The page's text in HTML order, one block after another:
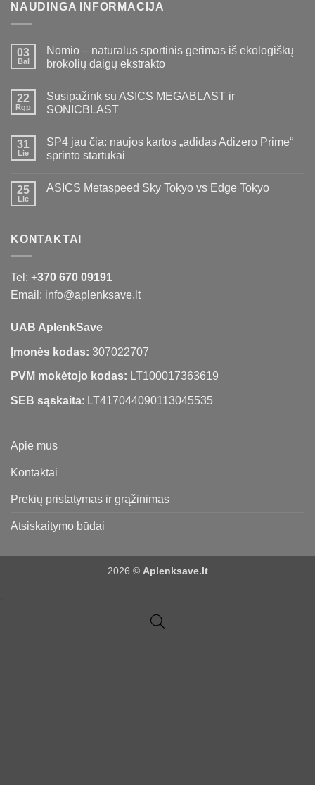
NAUDINGA INFORMACIJA
03
Bal
Nomio – natūralus sportinis gėrimas iš ekologiškų
brokolių daigų ekstrakto
22
Rgp
Susipažink su ASICS MEGABLAST ir
SONICBLAST
31
Lie
SP4 jau čia: naujos kartos „adidas Adizero Prime“
sprinto startukai
25
Lie
ASICS Metaspeed Sky Tokyo vs Edge Tokyo
KONTAKTAI
Tel: +370 670 09191
Email: info@aplenksave.lt
UAB AplenkSave
Įmonės kodas: 307022707
PVM mokėtojo kodas: LT100017363619
SEB sąskaita: LT417044090113045535
Apie mus
Kontaktai
Prekių pristatymas ir grąžinimas
Atsiskaitymo būdai
2026 © Aplenksave.lt